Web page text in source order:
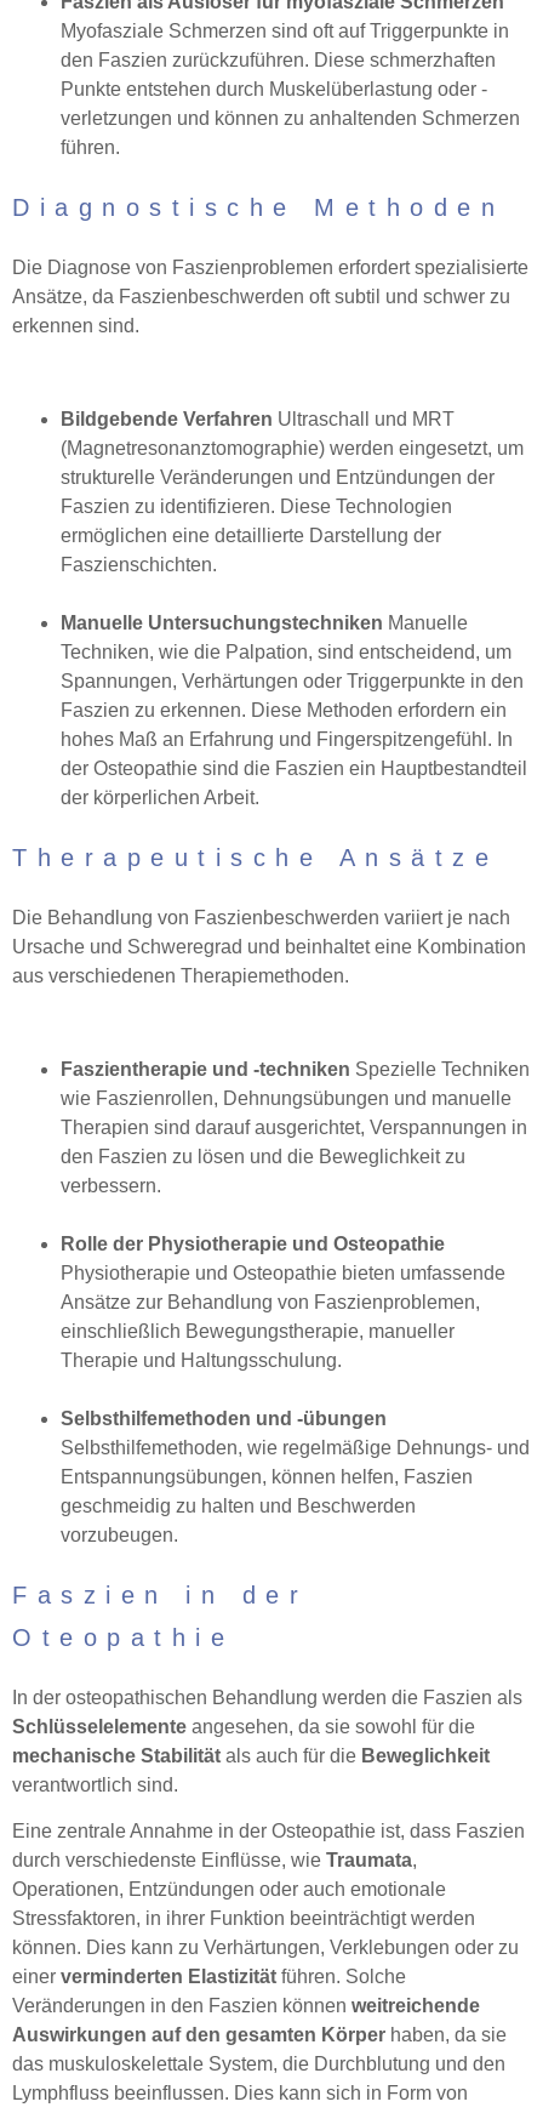
Myofasziale Schmerzen sind oft auf Triggerpunkte in
den Faszien zurückzuführen. Diese schmerzhaften
Punkte entstehen durch Muskelüberlastung oder -
verletzungen und können zu anhaltenden Schmerzen
führen.
Diagnostische Methoden
Die Diagnose von Faszienproblemen erfordert spezialisierte
Ansätze, da Faszienbeschwerden oft subtil und schwer zu
erkennen sind.
Bildgebende Verfahren Ultraschall und MRT
(Magnetresonanztomographie) werden eingesetzt, um
strukturelle Veränderungen und Entzündungen der
Faszien zu identifizieren. Diese Technologien
ermöglichen eine detaillierte Darstellung der
Faszienschichten.
Manuelle Untersuchungstechniken Manuelle
Techniken, wie die Palpation, sind entscheidend, um
Spannungen, Verhärtungen oder Triggerpunkte in den
Faszien zu erkennen. Diese Methoden erfordern ein
hohes Maß an Erfahrung und Fingerspitzengefühl. In
der Osteopathie sind die Faszien ein Hauptbestandteil
der körperlichen Arbeit.
Therapeutische Ansätze
Die Behandlung von Faszienbeschwerden variiert je nach
Ursache und Schweregrad und beinhaltet eine Kombination
aus verschiedenen Therapiemethoden.
Faszientherapie und -techniken Spezielle Techniken
wie Faszienrollen, Dehnungsübungen und manuelle
Therapien sind darauf ausgerichtet, Verspannungen in
den Faszien zu lösen und die Beweglichkeit zu
verbessern.
Rolle der Physiotherapie und Osteopathie
Physiotherapie und Osteopathie bieten umfassende
Ansätze zur Behandlung von Faszienproblemen,
einschließlich Bewegungstherapie, manueller
Therapie und Haltungsschulung.
Selbsthilfemethoden und -übungen
Selbsthilfemethoden, wie regelmäßige Dehnungs- und
Entspannungsübungen, können helfen, Faszien
geschmeidig zu halten und Beschwerden
vorzubeugen.
Faszien in der
Oteopathie
In der osteopathischen Behandlung werden die Faszien als
Schlüsselelemente angesehen, da sie sowohl für die
mechanische Stabilität als auch für die Beweglichkeit
verantwortlich sind.
Eine zentrale Annahme in der Osteopathie ist, dass Faszien
durch verschiedenste Einflüsse, wie Traumata,
Operationen, Entzündungen oder auch emotionale
Stressfaktoren, in ihrer Funktion beeinträchtigt werden
können. Dies kann zu Verhärtungen, Verklebungen oder zu
einer verminderten Elastizität führen. Solche
Veränderungen in den Faszien können weitreichende
Auswirkungen auf den gesamten Körper haben, da sie
das muskuloskelettale System, die Durchblutung und den
Lymphfluss beeinflussen. Dies kann sich in Form von